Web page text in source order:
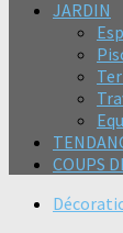
JARDIN
COUPS